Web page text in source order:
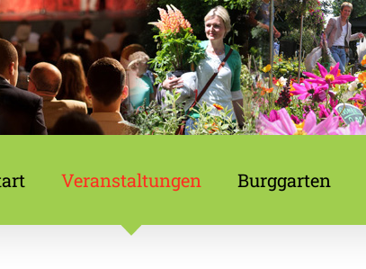
Veranstaltungen Burggarten